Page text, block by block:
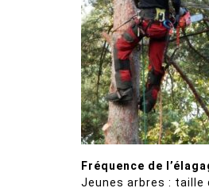
Fréquence de
Jeunes arbres : taille